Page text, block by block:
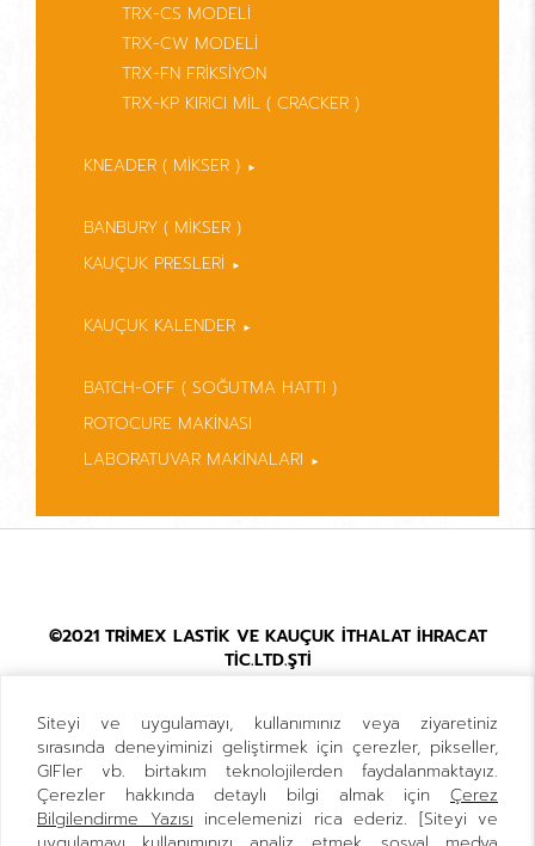
TRX-CS MODELİ
TRX-CW MODELİ
TRX-FN FRİKSİYON
TRX-KP KIRICI MİL ( CRACKER )
KNEADER ( MİKSER )
TRX-SN PNÖMATİK KNEADER ( MİKSER )
BANBURY ( MİKSER )
KAUÇUK PRESLERİ
TRX-JLV HİDROLİK KAUÇUK VAKUM PRESİ
TRX-JLH YATAY TİP KAUÇUK ENJEKSİYON
TRX-S YATAY TİP SİLİKON PRESİ
TRX-JLV DİK TİP KAUÇUK ENJEKSİYON
KAUÇUK KALENDER
TRX-3C 3 TOP KALENDER
TRX-4C 4 TOP KALENDER
BATCH-OFF ( SOĞUTMA HATTI )
ROTOCURE MAKİNASI
LABORATUVAR MAKİNALARI
TRX-RML LABORATUVAR HAMUR MAKİNASI
©2021 TRİMEX LASTİK VE KAUÇUK İTHALAT İHRACAT
TİC.LTD.ŞTİ
Anasayfa Kurumsal Ürünler Sertifikalar Haberler
Kişisel Verilerin İşlenmesi Aydınlatma Metni Çerez Bilgilendirme Yazısı Gizlilik
Siteyi ve uygulamayı, kullanımınız veya ziyaretiniz
sırasında deneyiminizi geliştirmek için çerezler, pikseller,
GIFler vb. birtakım teknolojilerden faydalanmaktayız.
Çerezler hakkında detaylı bilgi almak için Çerez
Bilgilendirme Yazısı incelemenizi rica ederiz. [Siteyi ve